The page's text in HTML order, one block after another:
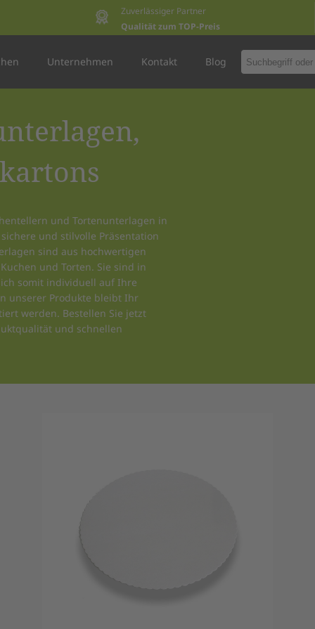
Zuverlässiger Partner
Qualität zum TOP-Preis
Unternehmen Kontakt Blog
und Tortenunterlagen in
und stilvolle Präsentation
sind aus hochwertigen
und Torten. Sie sind in
somit individuell auf Ihre
unserer Produkte bleibt Ihr
werden. Bestellen Sie jetzt
und schnellen